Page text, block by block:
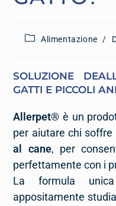
Alimentazione /
SOLUZIONE
GATTI E PICCOLI
Allerpet® è un
per aiutare chi
al cane, per
perfettamente con i
La formula
appositamente